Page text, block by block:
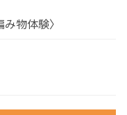
物体験〉